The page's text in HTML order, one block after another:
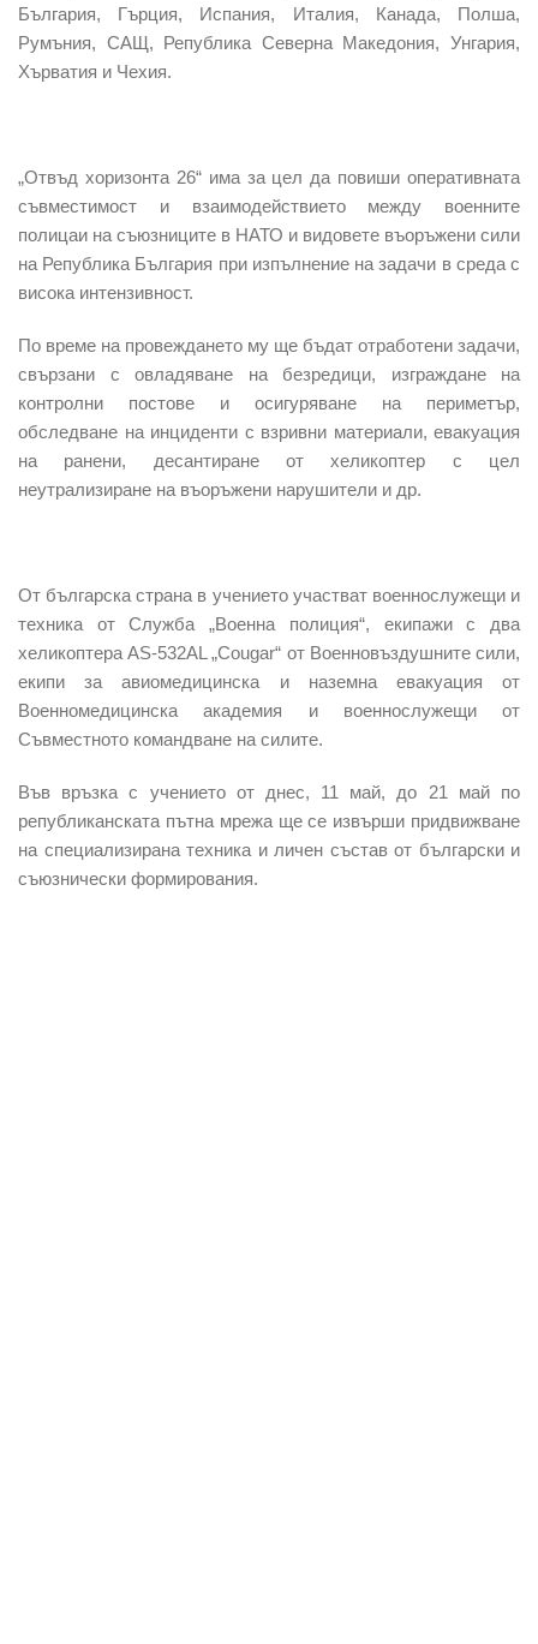
България, Гърция, Испания, Италия, Канада, Полша,
Румъния, САЩ, Република Северна Македония, Унгария,
Хърватия и Чехия.
„Отвъд хоризонта 26“ има за цел да повиши оперативната
съвместимост и взаимодействието между военните
полицаи на съюзниците в НАТО и видовете въоръжени сили
на Република България при изпълнение на задачи в среда с
висока интензивност.
По време на провеждането му ще бъдат отработени задачи,
свързани с овладяване на безредици, изграждане на
контролни постове и осигуряване на периметър,
обследване на инциденти с взривни материали, евакуация
на ранени, десантиране от хеликоптер с цел
неутрализиране на въоръжени нарушители и др.
От българска страна в учението участват военнослужещи и
техника от Служба „Военна полиция“, екипажи с два
хеликоптера AS-532AL „Cougar“ от Военновъздушните сили,
екипи за авиомедицинска и наземна евакуация от
Военномедицинска академия и военнослужещи от
Съвместното командване на силите.
Във връзка с учението от днес, 11 май, до 21 май по
републиканската пътна мрежа ще се извърши придвижване
на специализирана техника и личен състав от български и
съюзнически формирования.